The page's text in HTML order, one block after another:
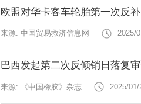
欧盟对华卡客车轮胎第一次反
来源: 中国贸易救济信息网 2025/
巴西发起第二次反倾销日落复
来源: 《中国橡胶》杂志 2025/01/